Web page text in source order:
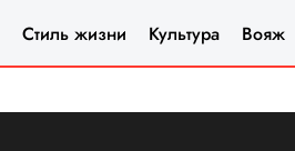
Стиль жизни Культура Вояж